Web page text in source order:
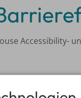
Accessibility-